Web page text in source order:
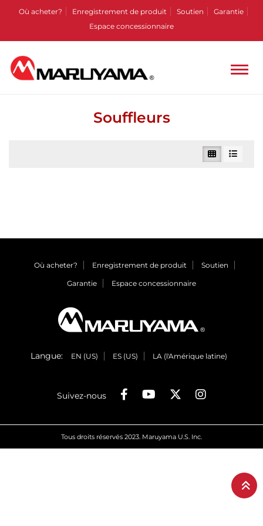
Où acheter? Enregistrement de produit Soutien
Garantie
Espace concessionnaire
Souffleurs
Où acheter? Enregistrement de produit Soutien
Garantie Espace concessionnaire
Langue: EN (US) ES (US) LA (l'Amérique latine)
Suivez-nous
Tous droits réservés 2023. Maruyama U.S. Inc.